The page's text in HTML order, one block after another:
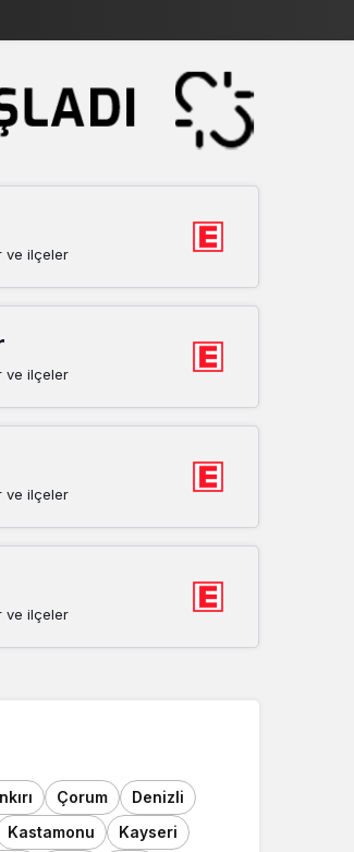
ve ilçeler
ve ilçeler
ve ilçeler
ve ilçeler
Çorum
Denizli
Kastamonu Kayseri